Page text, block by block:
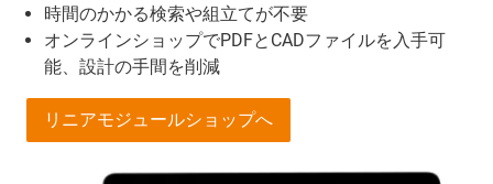
時間のかかる検索や組立てが不要
オンラインショップでPDFとCADファイルを入手可
能、設計の手間を削減
リニアモジュールショップへ